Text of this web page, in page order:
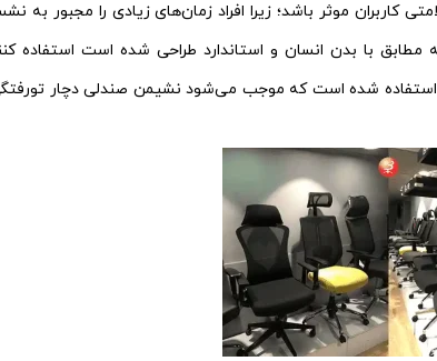
موثر باشد؛ زیرا افراد زمان‌های زیادی را مجبور
با بدن انسان و استاندارد طراحی شده است استفاده
استفاده شده است که موجب می‌شود نشیمن صندلی دچار